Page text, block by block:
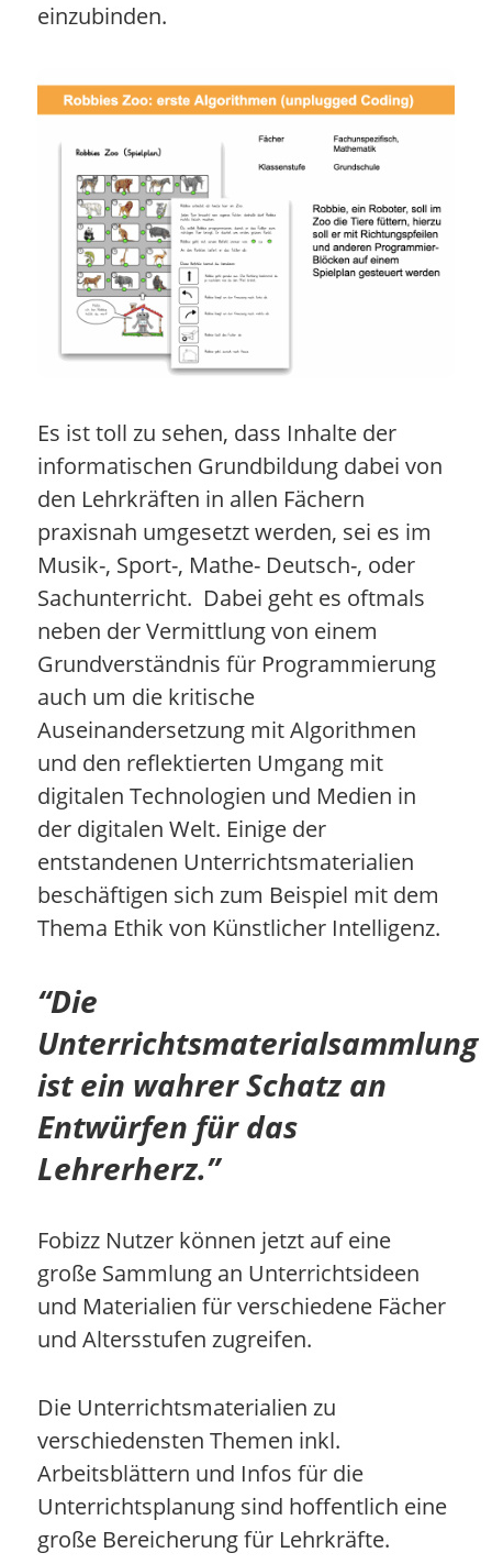
einzubinden.
Es ist toll zu sehen, dass Inhalte der
informatischen Grundbildung dabei von
den Lehrkräften in allen Fächern
praxisnah umgesetzt werden, sei es im
Musik-, Sport-, Mathe- Deutsch-, oder
Sachunterricht. Dabei geht es oftmals
neben der Vermittlung von einem
Grundverständnis für Programmierung
auch um die kritische
Auseinandersetzung mit Algorithmen
und den reflektierten Umgang mit
digitalen Technologien und Medien in
der digitalen Welt. Einige der
entstandenen Unterrichtsmaterialien
beschäftigen sich zum Beispiel mit dem
Thema Ethik von Künstlicher Intelligenz.
“Die
Unterrichtsmaterialsammlung
ist ein wahrer Schatz an
Entwürfen für das
Lehrerherz.”
Fobizz Nutzer können jetzt auf eine
große Sammlung an Unterrichtsideen
und Materialien für verschiedene Fächer
und Altersstufen zugreifen.
Die Unterrichtsmaterialien zu
verschiedensten Themen inkl.
Arbeitsblättern und Infos für die
Unterrichtsplanung sind hoffentlich eine
große Bereicherung für Lehrkräfte.